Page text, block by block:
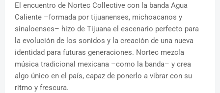
El encuentro de Nortec Collective con la banda Agua
Caliente –formada por tijuanenses, michoacanos y
sinaloenses– hizo de Tijuana el escenario perfecto para
la evolución de los sonidos y la creación de una nueva
identidad para futuras generaciones. Nortec mezcla
música tradicional mexicana –como la banda– y crea
algo único en el país, capaz de ponerlo a vibrar con su
ritmo y frescura.